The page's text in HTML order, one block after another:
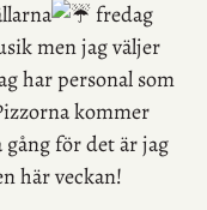
fredag
men jag väljer
har personal som
kommer
för det är jag
här veckan!